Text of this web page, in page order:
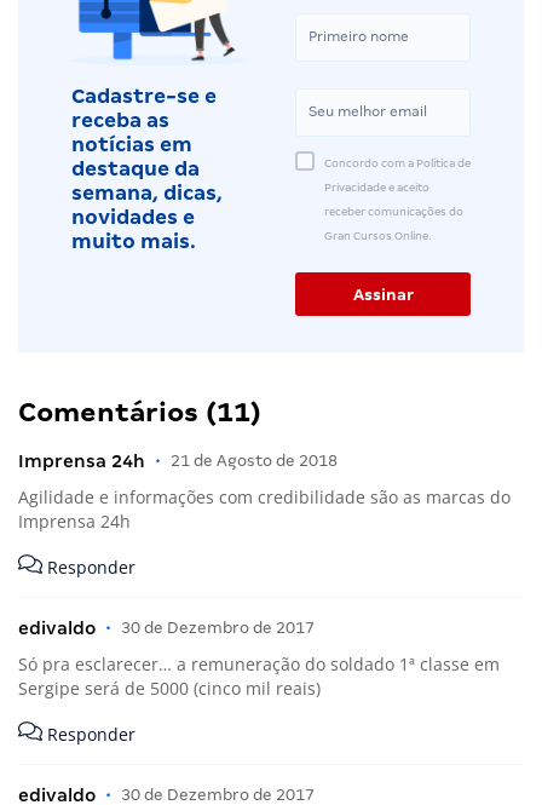
Cadastre-se e
receba as
notícias em
destaque da
semana, dicas,
novidades e
muito mais.
Concordo com a Política de
Privacidade e aceito
receber comunicações do
Gran Cursos Online.
Comentários (11)
Imprensa 24h • 21 de Agosto de 2018
Agilidade e informações com credibilidade são as marcas do
Imprensa 24h
Responder
edivaldo • 30 de Dezembro de 2017
Só pra esclarecer… a remuneração do soldado 1ª classe em
Sergipe será de 5000 (cinco mil reais)
Responder
edivaldo • 30 de Dezembro de 2017